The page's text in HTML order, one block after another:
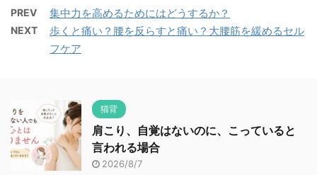
PREV 集中力を高めるためにはどうするか？
NEXT
歩くと痛い？腰を反らすと痛い？大腰筋を緩めるセル
フケア
猫背
肩こり、自覚はないのに、こっていると
言われる場合
2026/8/7